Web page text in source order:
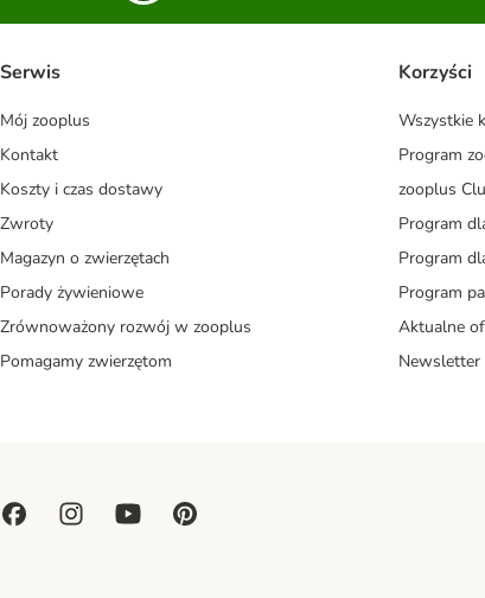
Serwis
Mój zooplus
Kontakt
Koszty i czas dostawy
Zwroty
Magazyn o zwierzętach
Porady żywieniowe
Zrównoważony rozwój w zooplus
Pomagamy zwierzętom
Korzyści
Wszystkie
Program
zooplus
Program
Program
Program
Aktualne
Newsletter